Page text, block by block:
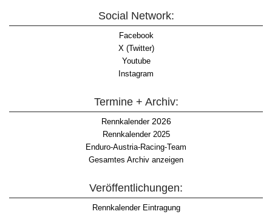
Social Network:
Facebook
X (Twitter)
Youtube
Instagram
Termine + Archiv:
Rennkalender2026
Rennkalender 2025
Enduro-Austria-Racing-Team
Gesamtes Archiv anzeigen
Veröffentlichungen:
Rennkalender Eintragung